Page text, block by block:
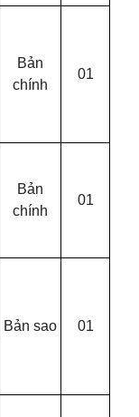
Bản
chính
01
Bản
chính
01
Bản sao 01